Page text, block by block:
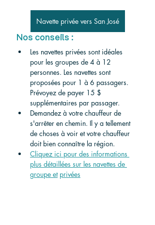
Navette privée vers San José
Nos conseils :
Les navettes privées sont idéales
pour les groupes de 4 à 12
personnes. Les navettes sont
proposées pour 1 à 6 passagers.
Prévoyez de payer 15 $
supplémentaires par passager.
Demandez à votre chauffeur de
s'arrêter en chemin. Il y a tellement
de choses à voir et votre chauffeur
doit bien connaître la région.
Cliquez ici pour des informations
plus détaillées sur les navettes de
groupe et privées